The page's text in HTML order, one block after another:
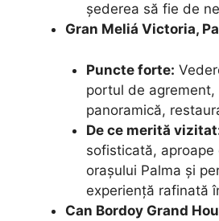
șederea să fie de
Gran Meliá Victoria,
Puncte forte:
portul de agrement,
panoramică,
De ce merită
sofisticată, aproape
orașului Palma și
experiență rafinată
Can Bordoy Grand